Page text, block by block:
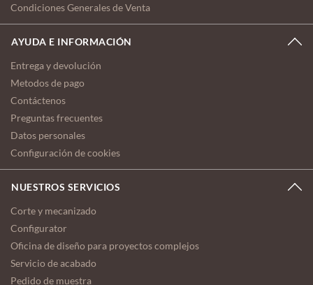
Condiciones Generales de Venta
AYUDA E INFORMACIÓN
Entrega y devolución
Metodos de pago
Contáctenos
Preguntas frecuentes
Datos personales
Configuración de cookies
NUESTROS SERVICIOS
Corte y mecanizado
Configurator
Oficina de diseño para proyectos complejos
Servicio de acabado
Pedido de muestra